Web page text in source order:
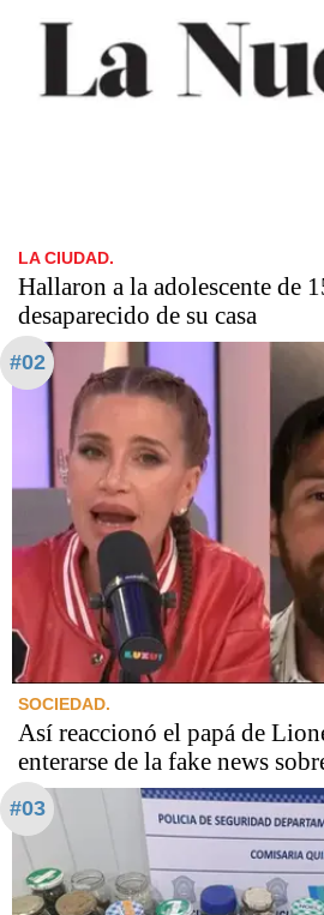
LA CIUDAD.
Hallaron a la adolescente de
desaparecido de su casa ​​​​​​​
#02
SOCIEDAD.
Así reaccionó el papá de
enterarse de la fake news
#03